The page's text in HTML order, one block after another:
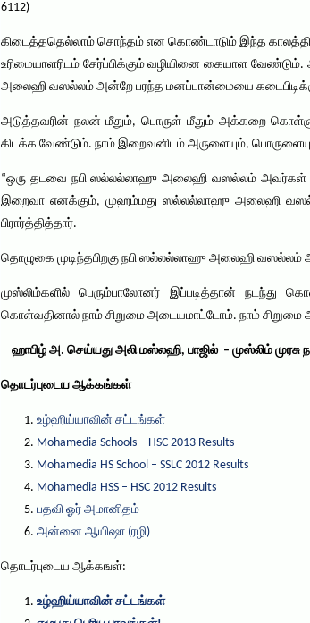
6112)
கிடைத்ததெல்லாம் சொந்தம் என கொண்டாடும் இந்த
உரிமையாளரிடம் சேர்ப்பிக்கும் வழியினை கையாள
அலைஹி வஸல்லம் அன்றே பரந்த மனப்பான்மையை
அடுத்தவரின் நலன் மீதும், பொருள் மீதும் அக்கறை
கிடக்க வேண்டும். நாம் இறைவனிடம் அருளையும், பொருளையும்
“ஒரு தடவை நபி ஸல்லல்லாஹு அலைஹி வஸல்லம் அவர்கள்
இறைவா எனக்கும், முஹம்மது ஸல்லல்லாஹு அலைஹி வஸல்லம்
பிரார்த்தித்தார்.
தொழுகை முடிந்தபிறகு நபி ஸல்லல்லாஹு அலைஹி வஸல்லம்
முஸ்லிம்களில் பெரும்பாலோனர் இப்படித்தான் நடந்து
கொள்வதினால் நாம் சிறுமை அடையமாட்டோம். நாம்
ஹாபிழ் அ. செய்யது அலி மஸ்லஹி, பாஜில் – முஸ்லிம் முரசு
தொடர்புடைய ஆக்கங்கள்
உழ்ஹிய்யாவின் சட்டங்கள்
Mohamedia Schools – HSC 2013 Results
Mohamedia HS School – SSLC 2012 Results
Mohamedia HSS – HSC 2012 Results
பதவி ஓர் அமானிதம்
அன்னை ஆயிஷா (ரழி)
தொடர்புடைய ஆக்கஙள்:
உழ்ஹிய்யாவின் சட்டங்கள்